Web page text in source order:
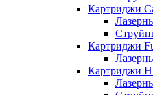
Картриджи
Картриджи
Картриджи